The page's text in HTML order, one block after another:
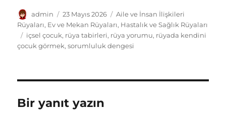
Yazar
admin
Yayın
tarihi
23 Mayıs 2026 Kategoriler
Aile ve İnsan İlişkileri
Rüyaları, Ev ve Mekan Rüyaları, Hastalık ve Sağlık Rüyaları
Etiketler
içsel çocuk, rüya tabirleri, rüya yorumu, rüyada kendini
çocuk görmek,sorumluluk dengesi
Bir yanıt yazın